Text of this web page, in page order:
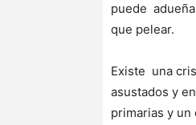
puede
que pelear.
Existe una
asustados y
primarias y